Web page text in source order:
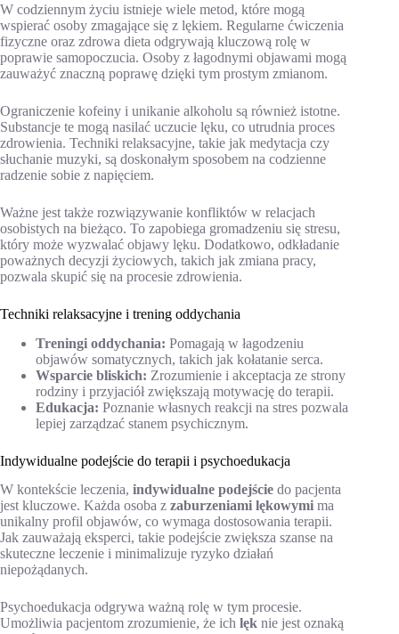
W codziennym życiu istnieje wiele metod, które mogą
wspierać osoby zmagające się z lękiem. Regularne ćwiczenia
fizyczne oraz zdrowa dieta odgrywają kluczową rolę w
poprawie samopoczucia. Osoby z łagodnymi objawami mogą
zauważyć znaczną poprawę dzięki tym prostym zmianom.
Ograniczenie kofeiny i unikanie alkoholu są również istotne.
Substancje te mogą nasilać uczucie lęku, co utrudnia proces
zdrowienia. Techniki relaksacyjne, takie jak medytacja czy
słuchanie muzyki, są doskonałym sposobem na codzienne
radzenie sobie z napięciem.
Ważne jest także rozwiązywanie konfliktów w relacjach
osobistych na bieżąco. To zapobiega gromadzeniu się stresu,
który może wyzwalać objawy lęku. Dodatkowo, odkładanie
poważnych decyzji życiowych, takich jak zmiana pracy,
pozwala skupić się na procesie zdrowienia.
Techniki relaksacyjne i trening oddychania
Treningi oddychania: Pomagają w łagodzeniu
objawów somatycznych, takich jak kołatanie serca.
Wsparcie bliskich: Zrozumienie i akceptacja ze strony
rodziny i przyjaciół zwiększają motywację do terapii.
Edukacja: Poznanie własnych reakcji na stres pozwala
lepiej zarządzać stanem psychicznym.
Indywidualne podejście do terapii i psychoedukacja
W kontekście leczenia, indywidualne podejście do pacjenta
jest kluczowe. Każda osoba z zaburzeniami lękowymi ma
unikalny profil objawów, co wymaga dostosowania terapii.
Jak zauważają eksperci, takie podejście zwiększa szanse na
skuteczne leczenie i minimalizuje ryzyko działań
niepożądanych.
Psychoedukacja odgrywa ważną rolę w tym procesie.
Umożliwia pacjentom zrozumienie, że ich lęk nie jest oznaką